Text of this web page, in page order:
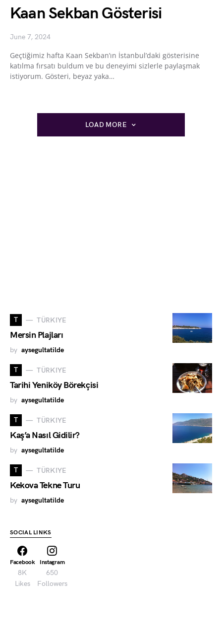
Kaan Sekban Gösterisi
June 7, 2024
Geçtiğimiz hafta Kaan Sekban’ın İstanbul’daki gösterisine
katılma fırsatı buldum ve bu deneyimi sizlerle paylaşmak
istiyorum. Gösteri, beyaz yaka…
LOAD MORE
T TÜRKIYE
Mersin Plajları
by aysegultatilde
T TÜRKIYE
Tarihi Yeniköy Börekçisi
by aysegultatilde
T TÜRKIYE
Kaş’a Nasıl Gidilir?
by aysegultatilde
T TÜRKIYE
Kekova Tekne Turu
by aysegultatilde
SOCIAL LINKS
Facebook
8K
Likes
Instagram
650
Followers